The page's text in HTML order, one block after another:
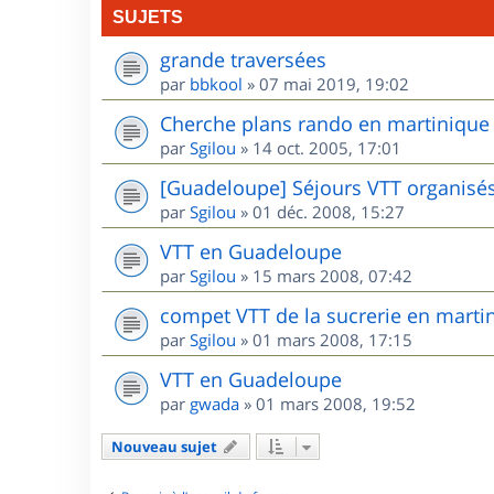
SUJETS
grande traversées
par bbkool » 07 mai 2019, 19:02
Cherche plans rando en martinique
par Sgilou » 14 oct. 2005, 17:01
[Guadeloupe] Séjours VTT
par Sgilou » 01 déc. 2008, 15:27
VTT en Guadeloupe
par Sgilou » 15 mars 2008, 07:42
compet VTT de la sucrerie en
par Sgilou » 01 mars 2008, 17:15
VTT en Guadeloupe
par gwada » 01 mars 2008, 19:52
Nouveau sujet